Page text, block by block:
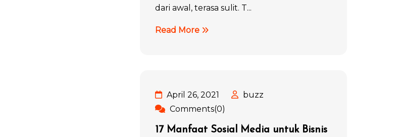
dari awal, terasa sulit. T...
Read More
April 26, 2021
buzz
Comments(0)
17 Manfaat Sosial Media untuk Bisnis